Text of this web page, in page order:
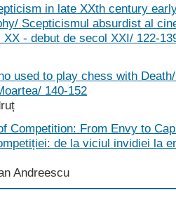
in late XXth century
Scepticismul absurdist al
- debut de secol XXI/ 122-
used to play chess with
140-152
Competition: From Envy to
de la viciul invidiei la
Andreescu